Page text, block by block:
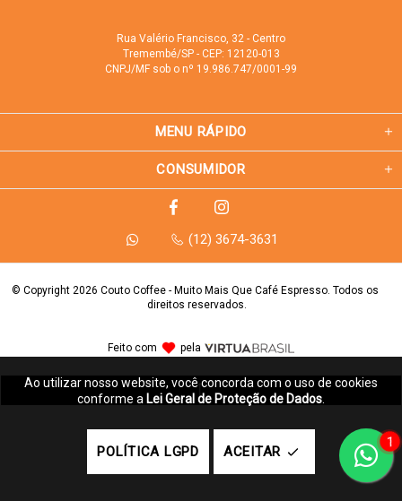
Rua Valério Francisco, 32 - Centro
Tremembé/SP - CEP: 12120-013
CNPJ/MF sob o nº 19.986.747/0001-99
MENU RÁPIDO
CONSUMIDOR
(12) 3674-3631
© Copyright 2026 Couto Coffee - Muito Mais Que Café Espresso. Todos os
direitos reservados.
Feito com pela
Ao utilizar nosso website, você concorda com o uso de cookies
conforme a Lei Geral de Proteção de Dados
POLÍTICA LGPD ACEITAR
1